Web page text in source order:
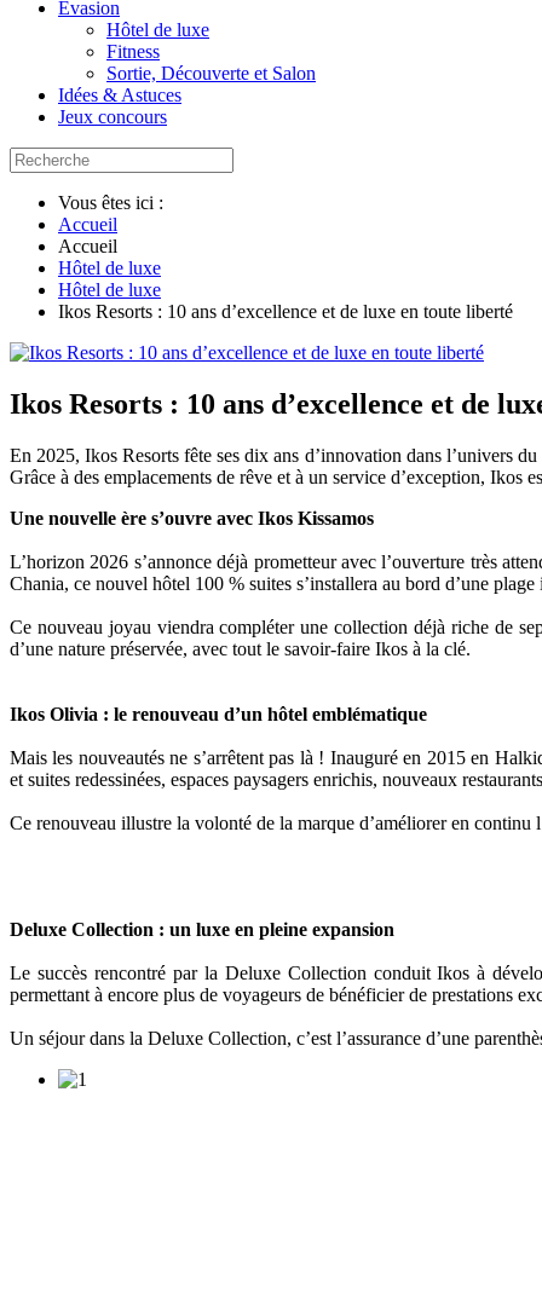
Évasion
Hôtel de luxe
Fitness
Sortie, Découverte et Salon
Idées & Astuces
Jeux concours
Vous êtes ici :
Accueil
Accueil
Hôtel de luxe
Hôtel de luxe
Ikos Resorts : 10 ans d’excellence et de luxe en toute liberté
Ikos Resorts : 10 ans d’excellence et de
En 2025, Ikos Resorts fête ses dix ans d’innovation dans l’univers
Grâce à des emplacements de rêve et à un service d’exception, Ikos
Une nouvelle ère s’ouvre avec Ikos Kissamos
L’horizon 2026 s’annonce déjà prometteur avec l’ouverture très
Chania, ce nouvel hôtel 100 % suites s’installera au bord d’une
Ce nouveau joyau viendra compléter une collection déjà riche de
d’une nature préservée, avec tout le savoir-faire Ikos à la clé.
Ikos Olivia : le renouveau d’un hôtel emblématique
Mais les nouveautés ne s’arrêtent pas là ! Inauguré en 2015 en
et suites redessinées, espaces paysagers enrichis, nouveaux
Ce renouveau illustre la volonté de la marque d’améliorer en continu
Deluxe Collection : un luxe en pleine expansion
Le succès rencontré par la Deluxe Collection conduit Ikos à
permettant à encore plus de voyageurs de bénéficier de prestations
Un séjour dans la Deluxe Collection, c’est l’assurance d’une